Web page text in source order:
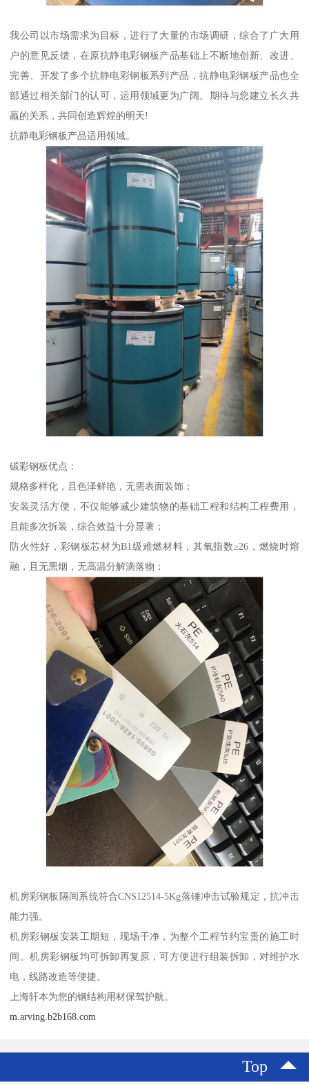
我公司以市场需求为目标，进行了大量的市场调研，综合了广大用
户的意见反馈，在原抗静电彩钢板产品基础上不断地创新、改进、
完善、开发了多个抗静电彩钢板系列产品，抗静电彩钢板产品也全
部通过相关部门的认可，运用领域更为广阔。期待与您建立长久共
羸的关系，共同创造辉煌的明天!
抗静电彩钢板产品适用领域。
碳彩钢板优点：
规格多样化，且色泽鲜艳，无需表面装饰；
安装灵活方便，不仅能够减少建筑物的基础工程和结构工程费用，
且能多次拆装，综合效益十分显著；
防火性好，彩钢板芯材为B1级难燃材料，其氧指数≥26，燃烧时熔
融，且无黑烟，无高温分解滴落物；
机房彩钢板隔间系统符合CNS12514-5Kg落锤冲击试验规定，抗冲击
能力强。
机房彩钢板安装工期短，现场干净，为整个工程节约宝贵的施工时
间。机房彩钢板均可拆卸再复原，可方便进行组装拆卸，对维护水
电，线路改造等便捷。
上海轩本为您的钢结构用材保驾护航。
m.arving.b2b168.com
Top